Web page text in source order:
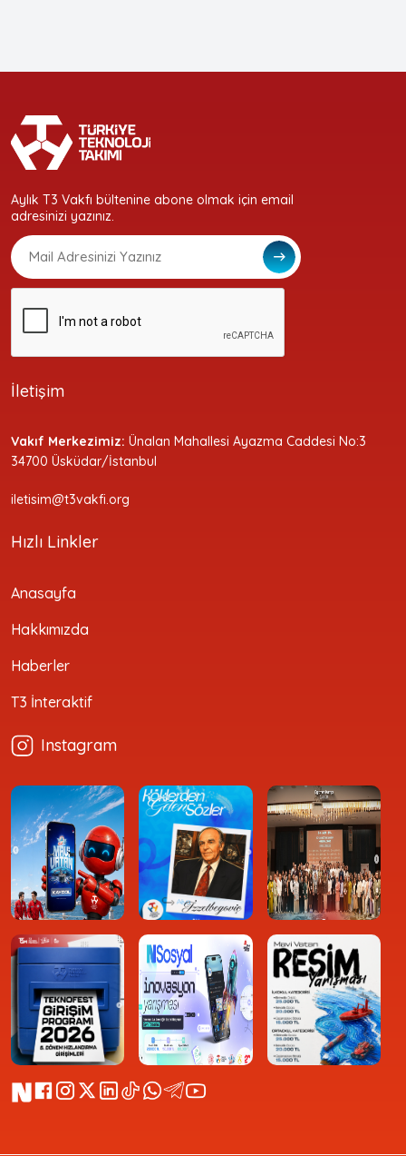
Aylık T3 Vakfı bültenine abone olmak için email
adresinizi yazınız.
İletişim
Vakıf Merkezimiz: Ünalan Mahallesi Ayazma Caddesi No:3
34700 Üsküdar/İstanbul
iletisim@t3vakfi.org
Hızlı Linkler
Anasayfa
Hakkımızda
Haberler
T3 İnteraktif
Instagram